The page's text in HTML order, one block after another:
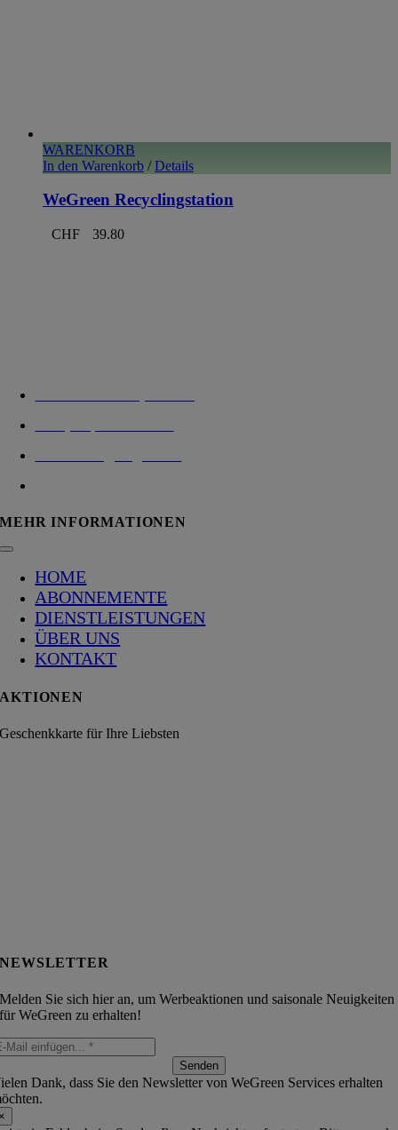
WARENKORB
In den Warenkorb / Details
WeGreen Recyclingstation
CHF 39.80
MEHR INFORMATIONEN
HOME
ABONNEMENTE
DIENSTLEISTUNGEN
ÜBER UNS
KONTAKT
AKTIONEN
Geschenkkarte für Ihre Liebsten
NEWSLETTER
Melden Sie sich hier an, um Werbeaktionen und saisonale Neuigkeiten
für WeGreen zu erhalten!
Senden
Dank, dass Sie den Newsletter von WeGreen Services erhalten